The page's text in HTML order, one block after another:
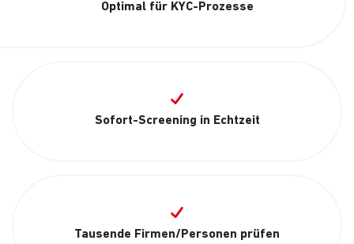
Optimal für KYC-Prozesse
Sofort-Screening in Echtzeit
Tausende Firmen/Personen prüfen